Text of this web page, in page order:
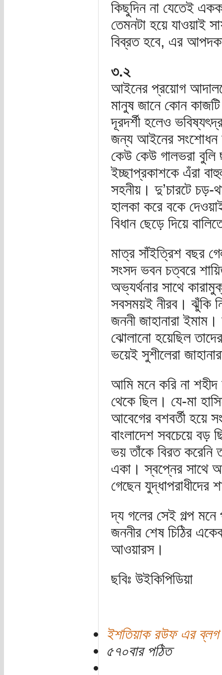
কিছুদিন না যেতেই
তেমনটা হয়ে যাওয়াই
বিব্রত হবে, এর
৩.২
আইনের প্রয়োগ
মানুষ জানে কোন
দূরদর্শী হলেও
জন্য আইনের সংশোধন
কেউ কেউ গালভরা বুলি
ইচ্ছাপ্রকাশকে এঁরা
সহনীয়। দু’চারটে চড়-
হালকা করে বকে
বিধান ছেড়ে দিয়ে
মাত্র সাঁইত্রিশ বছর
সংসদ ভবন চত্বরে
অভ্যর্থনার সাথে
সবসময়ই নীরব। ঝুঁকি
জননী জাহানারা
ঝোলানো হয়েছিল
ভয়েই সুশীলেরা
আমি মনে করি না শহীদ
থেকে ছিল। যে-মা
আবেগের বশবর্তী হয়ে
বাংলাদেশ সবচেয়ে
ভয় তাঁকে বিরত করেনি
একা। স্বপ্নের সাথে
গেছেন যুদ্ধাপরাধীদের
দ্য গলের সেই গল্প
জননীর শেষ চিঠির
আওয়ারস।
ছবিঃ উইকিপিডিয়া
ইশতিয়াক রউফ এর ব্লগ
৫৭০বার পঠিত